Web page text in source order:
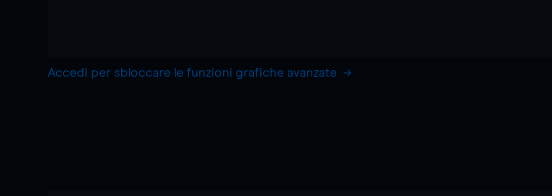
Accedi per sbloccare le funzioni grafiche avanzate